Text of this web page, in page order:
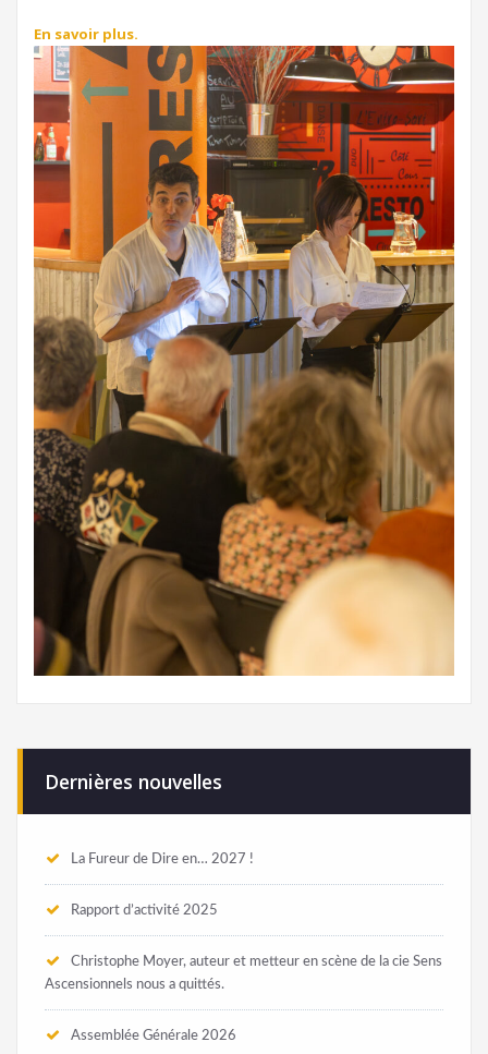
En savoir plus.
Dernières nouvelles
La Fureur de Dire en… 2027 !
Rapport d’activité 2025
Christophe Moyer, auteur et metteur en scène de la cie Sens
Ascensionnels nous a quittés.
Assemblée Générale 2026